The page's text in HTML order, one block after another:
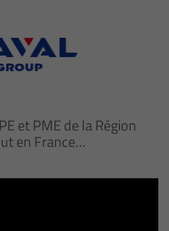
et PME de la Région
en France…